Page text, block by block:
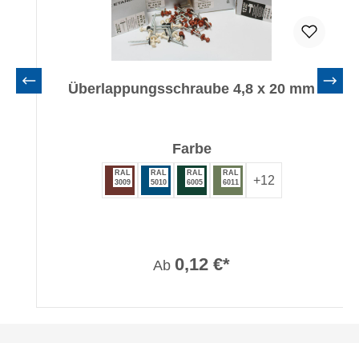
Überlappungsschraube 4,8 x 20 mm
Farbeauswählen
RAL
3009
RAL
5010
RAL
6005
RAL
6011
+12
Ab 0,12 €*